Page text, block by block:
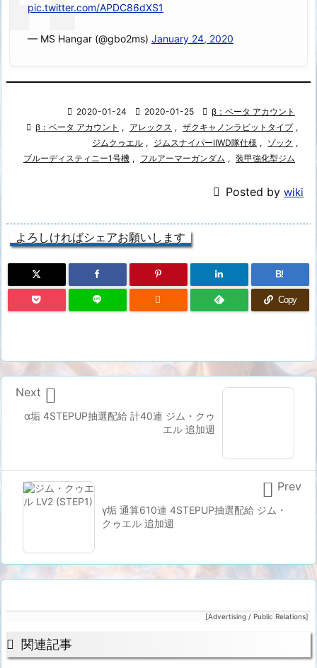
pic.twitter.com/APDC86dXS1
— MS Hangar (@gbo2ms) January 24, 2020
 2020-01-24  2020-01-25  β：ベータ アカウント
 β：ベータ アカウント , アレックス , ザクキャノンラビットタイプ ,
ジムクゥエル , ジムスナイパーIIWD隊仕様 , ゾック ,
ブルーディスティニー1号機 , フルアーマーガンダム , 装甲強化型ジム
 Posted by wiki
よろしければシェアお願いします
B!
 Copy
α垢 4STEPUP抽選配給 計40連 ジム・クゥ
エル 追加週

Next
γ垢 通算610連 4STEPUP抽選配給 ジム・
クゥエル 追加週
 Prev
[Advertising / Public Relations]
 関連記事